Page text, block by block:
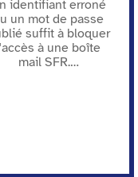
identifiant erroné
un mot de passe
suffit à bloquer
à une boîte
mail SFR.…